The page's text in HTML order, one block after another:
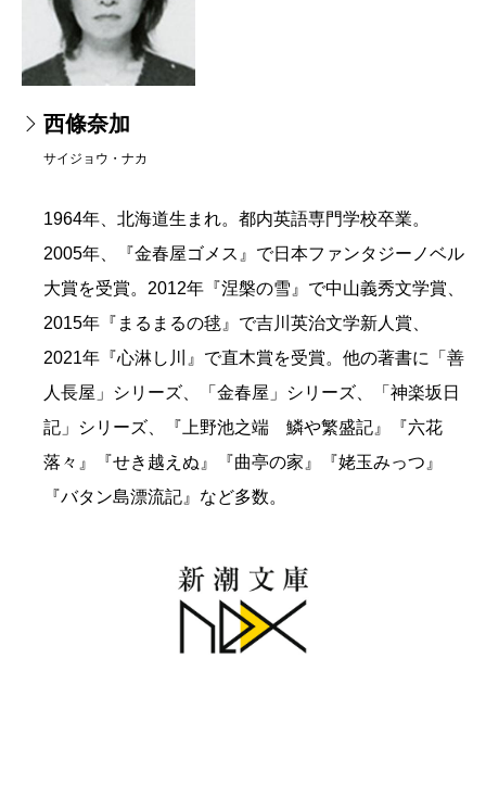
西條奈加
サイジョウ・ナカ
1964年、北海道生まれ。都内英語専門学校卒業。
2005年、『金春屋ゴメス』で日本ファンタジーノベル
大賞を受賞。2012年『涅槃の雪』で中山義秀文学賞、
2015年『まるまるの毬』で吉川英治文学新人賞、
2021年『心淋し川』で直木賞を受賞。他の著書に「善
人長屋」シリーズ、「金春屋」シリーズ、「神楽坂日
記」シリーズ、『上野池之端 鱗や繁盛記』『六花
落々』『せき越えぬ』『曲亭の家』『姥玉みっつ』
『バタン島漂流記』など多数。